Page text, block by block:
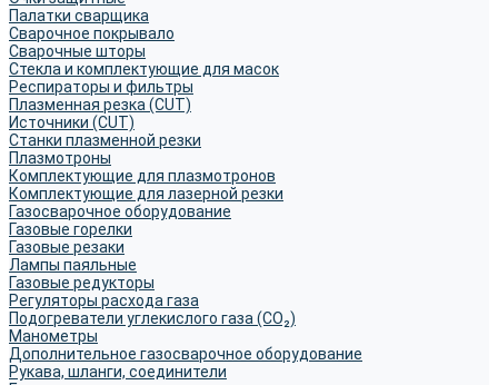
Палатки сварщика
Сварочное покрывало
Сварочные шторы
Стекла и комплектующие для масок
Респираторы и фильтры
Плазменная резка (CUT)
Источники (CUT)
Станки плазменной резки
Плазмотроны
Комплектующие для плазмотронов
Комплектующие для лазерной резки
Газосварочное оборудование
Газовые горелки
Газовые резаки
Лампы паяльные
Газовые редукторы
Регуляторы расхода газа
Подогреватели углекислого газа (CO₂)
Манометры
Дополнительное газосварочное оборудование
Рукава, шланги, соединители